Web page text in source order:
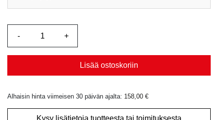
Lisää ostoskoriin
Alhaisin hinta viimeisen 30 päivän ajalta: 158,00 €